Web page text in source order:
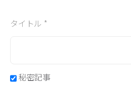
タイトル *
秘密記事